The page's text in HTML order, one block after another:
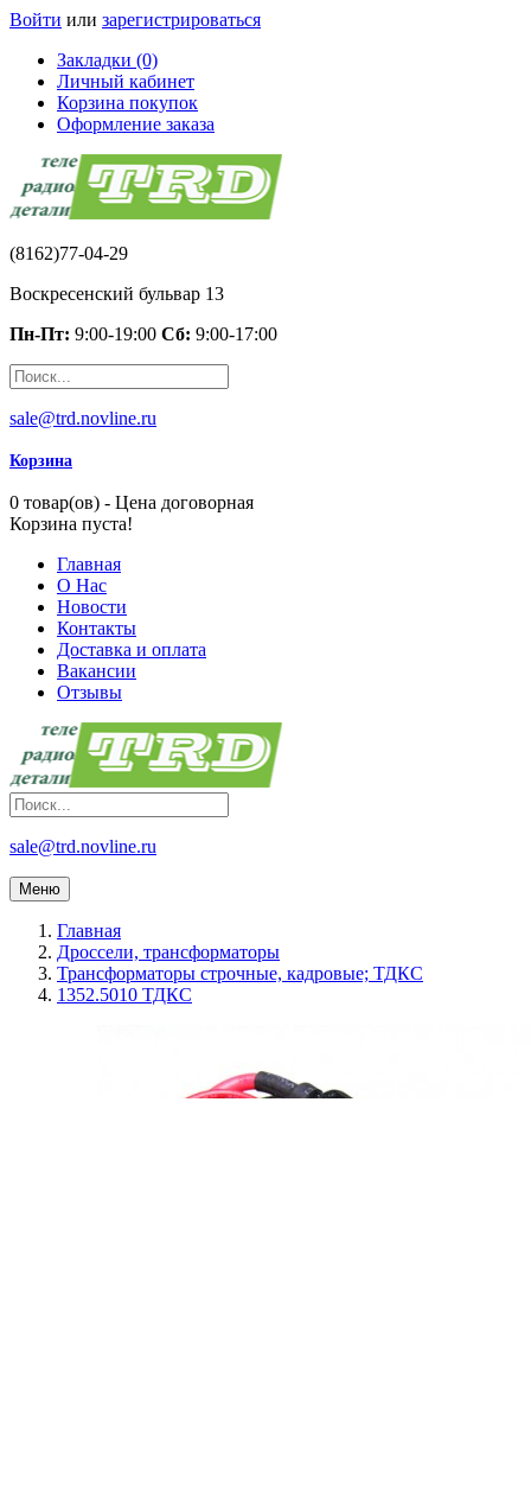
Войти или зарегистрироваться
Закладки (0)
Личный кабинет
Корзина покупок
Оформление заказа
(8162)77-04-29
Воскресенский бульвар 13
Пн-Пт: 9:00-19:00 Сб: 9:00-17:00
sale@trd.novline.ru
Корзина
0 товар(ов) - Цена договорная
Корзина пуста!
Главная
О Нас
Новости
Контакты
Доставка и оплата
Вакансии
Отзывы
sale@trd.novline.ru
Меню
Главная
Дроссели, трансформаторы
Трансформаторы строчные, кадровые; ТДКС
1352.5010 ТДКС